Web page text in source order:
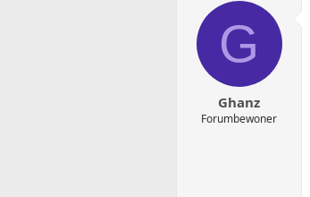
G
Ghanz
Forumbewoner